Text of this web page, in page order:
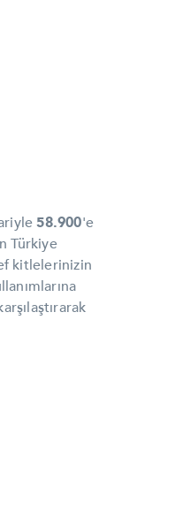
58.900'e
Türkiye
kitlelerinizin